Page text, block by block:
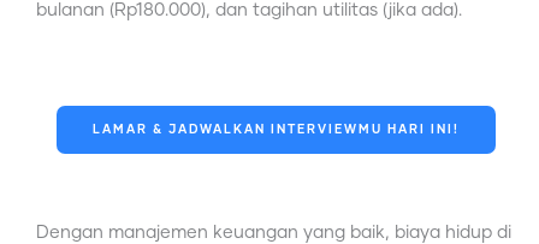
bulanan (Rp180.000), dan tagihan utilitas (jika ada).
LAMAR & JADWALKAN INTERVIEWMU HARI INI!
Dengan manajemen keuangan yang baik, biaya hidup di